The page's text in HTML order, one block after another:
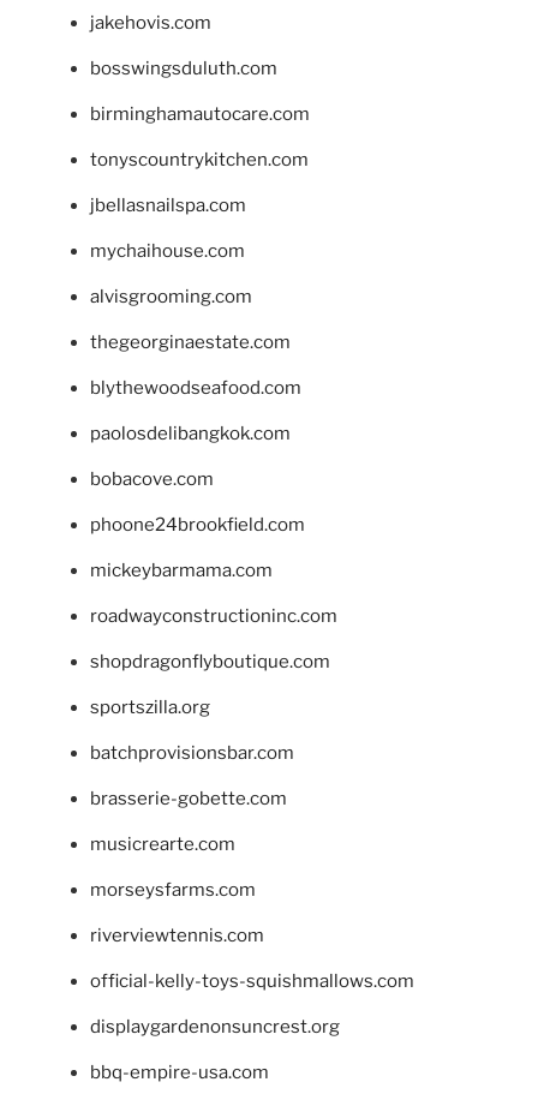
jakehovis.com
bosswingsduluth.com
birminghamautocare.com
tonyscountrykitchen.com
jbellasnailspa.com
mychaihouse.com
alvisgrooming.com
thegeorginaestate.com
blythewoodseafood.com
paolosdelibangkok.com
bobacove.com
phoone24brookfield.com
mickeybarmama.com
roadwayconstructioninc.com
shopdragonflyboutique.com
sportszilla.org
batchprovisionsbar.com
brasserie-gobette.com
musicrearte.com
morseysfarms.com
riverviewtennis.com
official-kelly-toys-squishmallows.com
displaygardenonsuncrest.org
bbq-empire-usa.com